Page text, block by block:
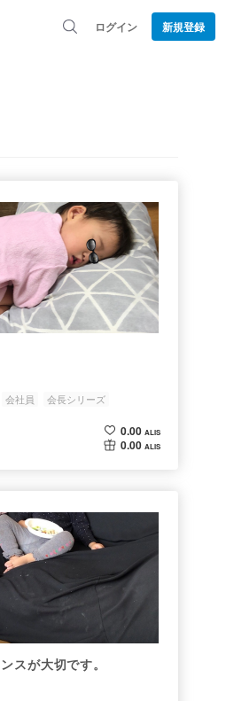
ログイン 新規登録
会社員 会長シリーズ
0.00 ALIS
0.00 ALIS
スが大切です。